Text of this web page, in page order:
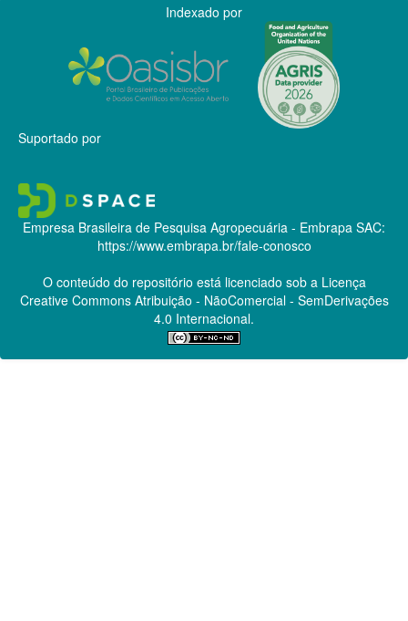
Indexado por
Suportado por
Empresa Brasileira de Pesquisa Agropecuária - Embrapa SAC:
https://www.embrapa.br/fale-conosco
O conteúdo do repositório está licenciado sob a Licença
Creative CommonsAtribuição - NãoComercial - SemDerivações
4.0 Internacional.